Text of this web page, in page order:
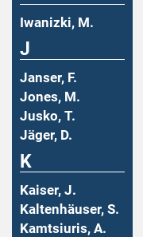
Iwanizki, M.
J
Janser, F.
Jones, M.
Jusko, T.
Jäger, D.
K
Kaiser, J.
Kaltenhäuser, S.
Kamtsiuris, A.